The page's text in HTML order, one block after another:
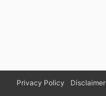
Privacy Policy Disclaimer